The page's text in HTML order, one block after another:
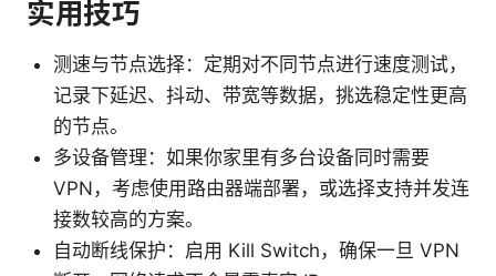
实用技巧
测速与节点选择：定期对不同节点进行速度测试，
记录下延迟、抖动、带宽等数据，挑选稳定性更高
的节点。
多设备管理：如果你家里有多台设备同时需要
VPN，考虑使用路由器端部署，或选择支持并发连
接数较高的方案。
自动断线保护：启用 Kill Switch，确保一旦 VPN